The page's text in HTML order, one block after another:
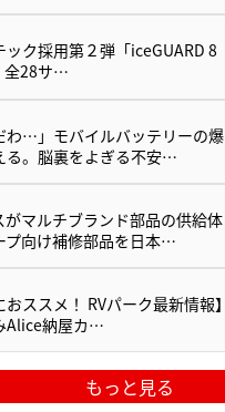
ク採用第２弾「iceGUARD 8
全28サ…
わ…」モバイルバッテリーの爆
る。脳裏をよぎる不安…
がマルチブランド部品の供給体
プ向け補修部品を日本…
おススメ！ RVパーク最新情報】
Alice納屋カ…
もっと見る